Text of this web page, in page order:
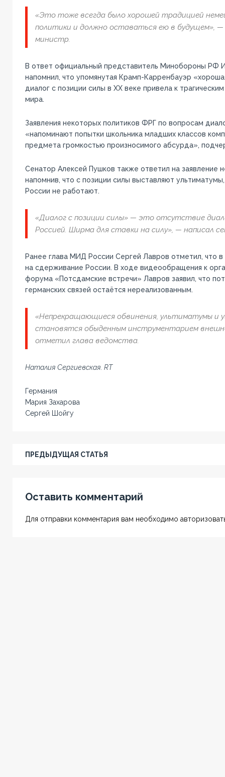
«Это тоже всегда было хорошей традицией
политики и должно оставаться ею в будущем», —
министр.
В ответ официальный представитель Минобороны РФ
напомнил, что упомянутая Крамп-Карренбауэр
диалог с позиции силы в ХХ веке привела к
мира.
Заявления некоторых политиков ФРГ по вопросам
«напоминают попытки школьника младших классов
предмета громкостью произносимого абсурда»,
Сенатор Алексей Пушков также ответил на заявление
напомнив, что с позиции силы выставляют
России не работают.
«Диалог с позиции силы» — это отсутствие
Россией. Ширма для ставки на силу», — написал
Ранее глава МИД России Сергей Лавров отметил, что в
на сдерживание России. В ходе видеообращения к
форума «Потсдамские встречи» Лавров заявил, что
германских связей остаётся нереализованным.
«Непрекращающиеся обвинения, ультиматумы и
становятся обыденным инструментарием
отметил глава ведомства.
Наталия Сергиевская. RT
Германия
Мария Захарова
Сергей Шойгу
ПРЕДЫДУЩАЯ СТАТЬЯ
Оставить комментарий
Для отправки комментария вам необходимо